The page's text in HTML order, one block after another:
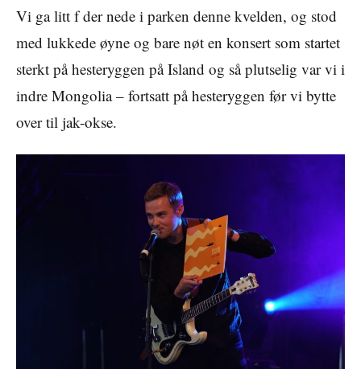
Vi ga litt f der nede i parken denne kvelden, og stod
med lukkede øyne og bare nøt en konsert som startet
sterkt på hesteryggen på Island og så plutselig var vi i
indre Mongolia – fortsatt på hesteryggen før vi bytte
over til jak-okse.